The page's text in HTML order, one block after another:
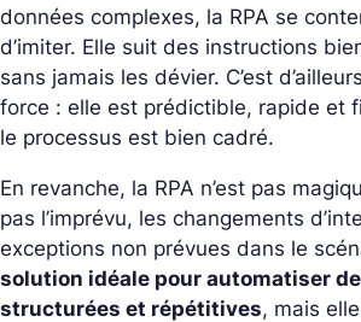
données complexes, la RPA se
d’imiter. Elle suit des instructions
sans jamais les dévier. C’est
force : elle est prédictible, rapide et
le processus est bien cadré.
En revanche, la RPA n’est pas
pas l’imprévu, les changements
exceptions non prévues dans le
solution idéale pour automatiser
structurées et répétitives, mais